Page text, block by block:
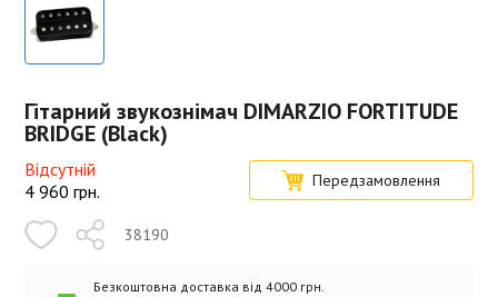
Гітарний звукознімач DIMARZIO FORTITUDE
BRIDGE (Black)
Відсутній
4 960 грн. Передзамовлення
38190
Безкоштовна доставка від 4000 грн.